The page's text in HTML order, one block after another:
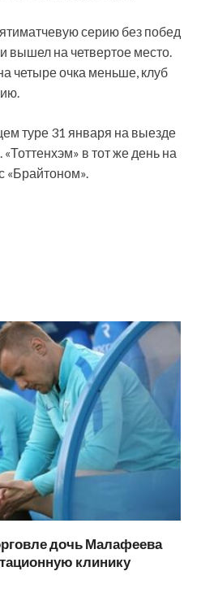
серию без побед
вышел на четвертое место.
четыре очка меньше, клуб
туре 31 января на выезде
в тот же день на
«Брайтоном».
дочь Малафеева
клинику